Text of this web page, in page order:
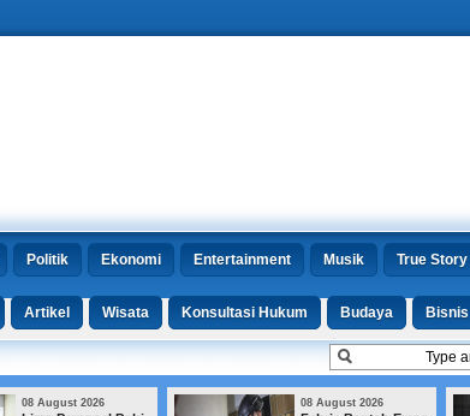
Politik Ekonomi Entertainment Musik True Story
Artikel Wisata Konsultasi Hukum Budaya Bisnis
08 August 2026 08 August 2026